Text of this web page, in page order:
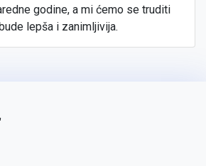
godine, a mi ćemo se truditi
lepša i zanimljivija.